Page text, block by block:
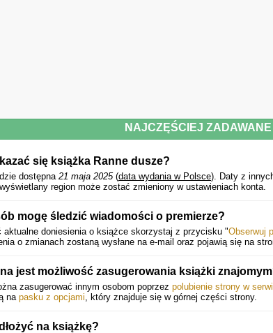
NAJCZĘŚCIEJ
się książka Ranne dusze?
dostępna 21 maja 2025(data wydania w Polsce). Daty z
region może zostać zmieniony w ustawieniach konta.
mogę śledzić wiadomości o premierze?
aktualne doniesienia o książce skorzystaj z przycisku "Obserwuj
o zmianach zostaną wysłane na e-mail oraz pojawią się na
jest możliwość zasugerowania książki
zasugerować innym osobom poprzez polubienie strony w
napasku z opcjami, który znajduje się w górnej części strony.
na książkę?